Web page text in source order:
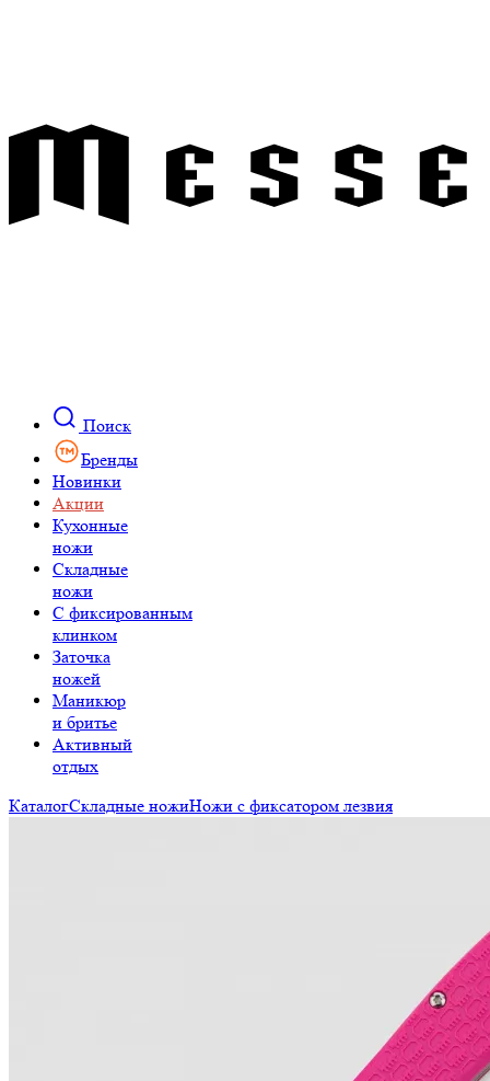
Поиск
Бренды
Новинки
Акции
Кухонные
ножи
Складные
ножи
C фиксированным
клинком
Заточка
ножей
Маникюр
и бритье
Активный
отдых
КаталогСкладные ножиНожи с фиксатором лезвия